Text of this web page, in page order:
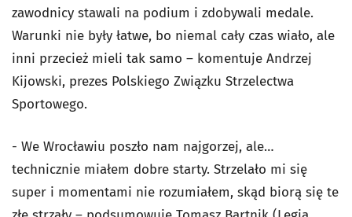
zawodnicy stawali na podium i zdobywali medale.
Warunki nie były łatwe, bo niemal cały czas wiało, ale
inni przecież mieli tak samo – komentuje Andrzej
Kijowski, prezes Polskiego Związku Strzelectwa
Sportowego.
- We Wrocławiu poszło nam najgorzej, ale…
technicznie miałem dobre starty. Strzelało mi się
super i momentami nie rozumiałem, skąd biorą się te